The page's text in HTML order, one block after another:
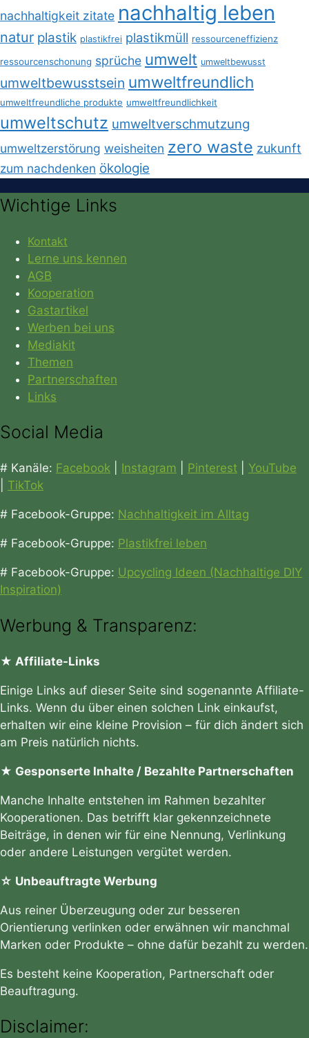
nachhaltigkeit zitate nachhaltig leben
natur plastik plastikfrei plastikmüll ressourceneffizienz
ressourcenschonung sprüche umwelt umweltbewusst
umweltbewusstsein umweltfreundlich
umweltfreundliche produkte umweltfreundlichkeit
umweltschutz umweltverschmutzung
umweltzerstörung weisheiten zero waste zukunft
zum nachdenken ökologie
Wichtige Links
Kontakt
Lerne uns kennen
AGB
Kooperation
Gastartikel
Werben bei uns
Mediakit
Themen
Partnerschaften
Links
Social Media
# Kanäle: Facebook Instagram Pinterest
YouTube
TikTok
# Facebook-Gruppe: Nachhaltigkeit im Alltag
# Facebook-Gruppe: Plastikfrei leben
# Facebook-Gruppe: Upcycling Ideen (Nachhaltige DIY
Inspiration)
Werbung & Transparenz:
★ Affiliate-Links
Einige Links auf dieser Seite sind sogenannte Affiliate-
Links. Wenn du über einen solchen Link einkaufst,
erhalten wir eine kleine Provision – für dich ändert sich
am Preis natürlich nichts.
★ Gesponserte Inhalte / Bezahlte Partnerschaften
Manche Inhalte entstehen im Rahmen bezahlter
Kooperationen. Das betrifft klar gekennzeichnete
Beiträge, in denen wir für eine Nennung, Verlinkung
oder andere Leistungen vergütet werden.
☆ Unbeauftragte Werbung
Aus reiner Überzeugung oder zur besseren
Orientierung verlinken oder erwähnen wir manchmal
Marken oder Produkte – ohne dafür bezahlt zu werden.
Es besteht keine Kooperation, Partnerschaft oder
Beauftragung.
Disclaimer: